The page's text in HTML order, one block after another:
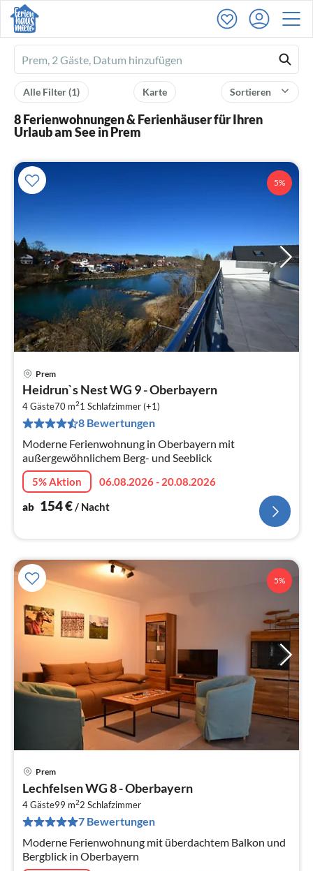
Ferienhausmiete
logo
Sortieren
Karte
Alle Filter(1)
8 Ferienwohnungen & Ferienhäuser für Ihren
Urlaub am See in Prem
5%
Prem
Heidrun`s Nest WG 9 - Oberbayern
4 Gäste70 m21 Schlafzimmer (+1)
8 Bewertungen
Moderne Ferienwohnung in Oberbayern mit
außergewöhnlichem Berg- und Seeblick
5% Aktion
06.08.2026 - 20.08.2026
ab 154€/ Nacht
5%
Prem
Lechfelsen WG 8 - Oberbayern
4 Gäste99 m22 Schlafzimmer
7 Bewertungen
Moderne Ferienwohnung mit überdachtem Balkon und
Bergblick in Oberbayern